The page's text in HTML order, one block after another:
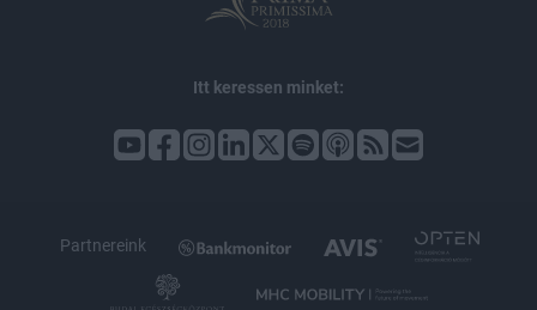
Itt keressen minket:
Partnereink